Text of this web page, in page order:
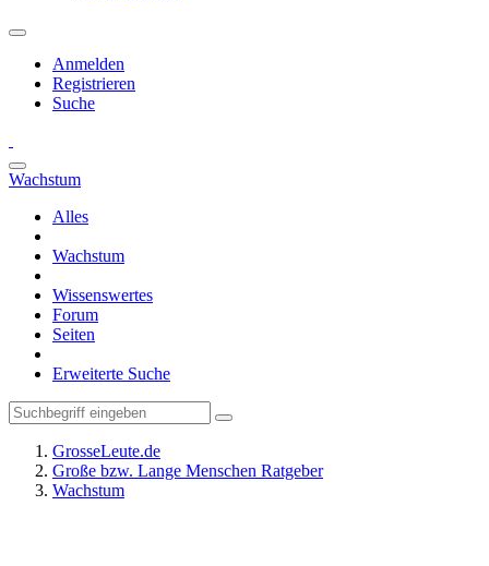
Anmelden
Registrieren
Suche
Wachstum
Alles
Wachstum
Wissenswertes
Forum
Seiten
Erweiterte Suche
GrosseLeute.de
Große bzw. Lange Menschen Ratgeber
Wachstum